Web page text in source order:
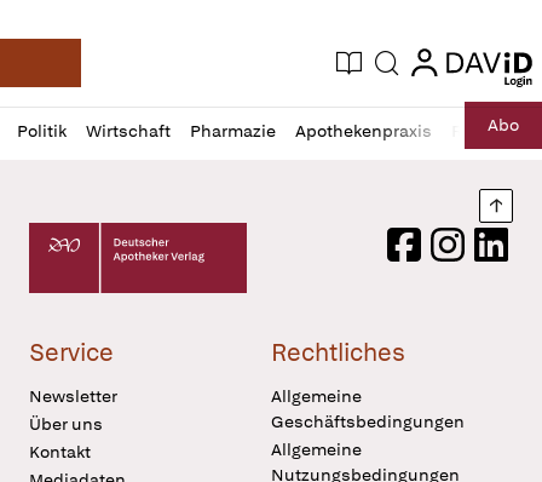
Deutsche Apotheker Zeitung
Aktuelle Ausgabe
Suche login
login
Politik Wirtschaft Pharmazie Apothekenpraxis RechtAbo
Profil
öffnen
Daz
Pur
Deutscher Apotheker Verlag Logo
FacebookInstagram
Service
Newsletter
Über uns
Kontakt
Rechtliches
Allgemeine
Geschäftsbedingungen
Allgemeine
Nutzungsbedingungen